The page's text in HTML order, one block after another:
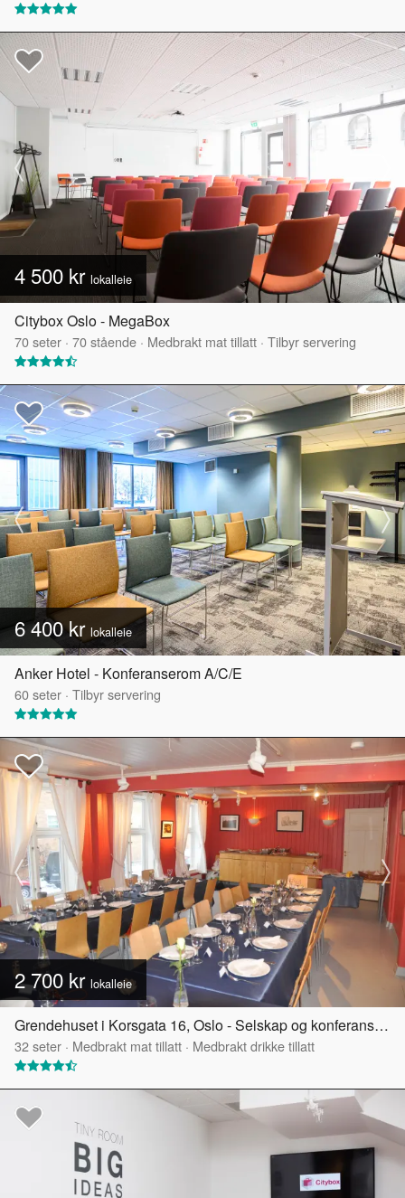
4 500 kr lokalleie
Citybox Oslo - MegaBox
70seter · 70stående · Medbrakt mat tillatt · Tilbyr servering
6 400 kr lokalleie
Anker Hotel - Konferanserom A/C/E
60seter · Tilbyr servering
2 700 kr lokalleie
Grendehuset i Korsgata 16, Oslo - Selskap og konferanselokale
32seter · Medbrakt mat tillatt · Medbrakt drikke tillatt